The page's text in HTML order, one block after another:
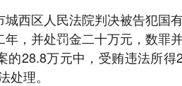
西区人民法院判决被告犯国
，并处罚金二十万元，数罪
的28.8万元中，受贿违法所
处理。